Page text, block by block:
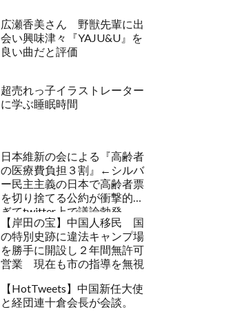
広瀬香美さん 野獣先輩に出
会い興味津々『YAJU&U』を
良い曲だと評価
超売れっ子イラストレーター
に学ぶ睡眠時間
日本維新の会による『高齢者
の医療費負担３割』←シルバ
ー民主主義の日本で高齢者票
を切り捨てる公約が衝撃的す
ぎてtwitter上で議論勃発
【岸田の宝】中国人移民 国
の特別史跡に違法キャンプ場
を勝手に開設し２年間無許可
営業 現在も市の指導を無視
【HotTweets】中国新任大使
と経団連十倉会長が会談。